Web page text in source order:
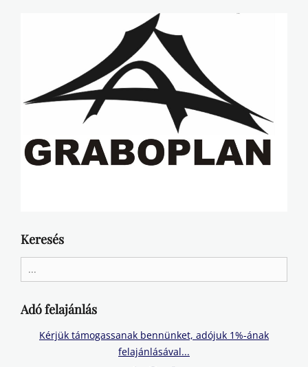
Keresés
for:
Adó felajánlás
Kérjük támogassanak bennünket, adójuk 1%-ának
felajánlásával...